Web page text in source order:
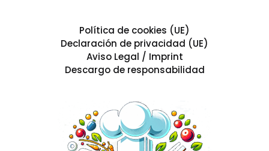
Política de cookies (UE)
Declaración de privacidad (UE)
Aviso Legal / Imprint
Descargo de responsabilidad